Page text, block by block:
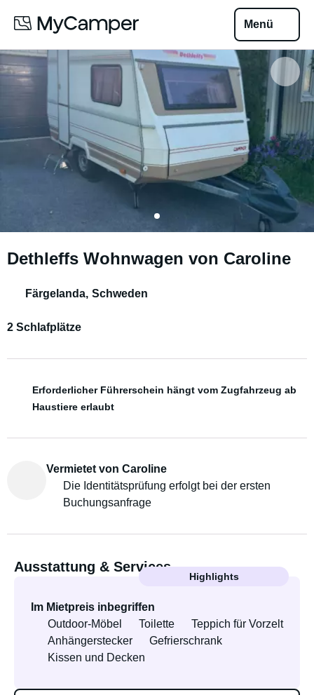
Menü
Dethleffs Wohnwagen von Caroline
Färgelanda, Schweden
2 Schlafplätze
Erforderlicher Führerschein hängt vom Zugfahrzeug ab
Haustiere erlaubt
Vermietet von Caroline
Die Identitätsprüfung erfolgt bei der ersten
Buchungsanfrage
Ausstattung & Services
Highlights
Im Mietpreis inbegriffen
Outdoor-Möbel
Toilette
Teppich für Vorzelt
Anhängerstecker
Gefrierschrank
Kissen und Decken